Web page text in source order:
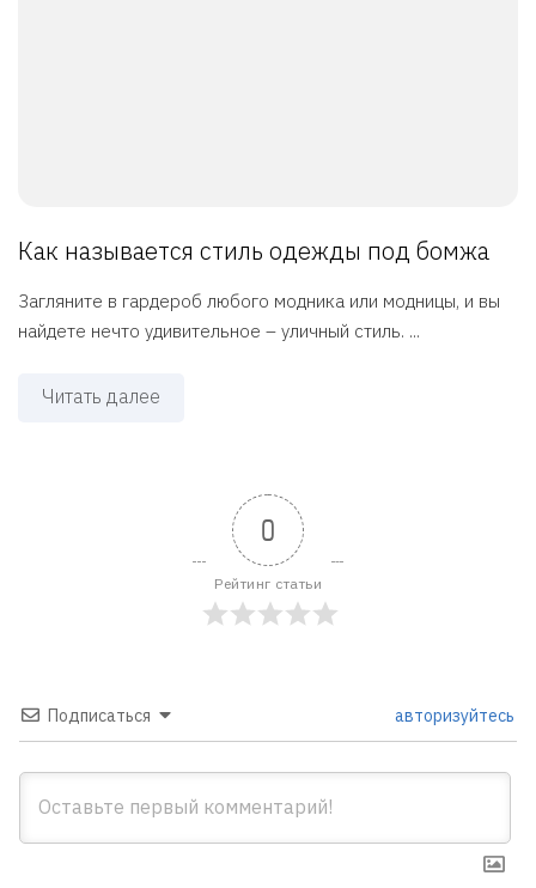
Как называется стиль одежды под бомжа
Загляните в гардероб любого модника или модницы, и вы
найдете нечто удивительное – уличный стиль. ...
Читать далее
0
Рейтинг статьи
Подписаться авторизуйтесь